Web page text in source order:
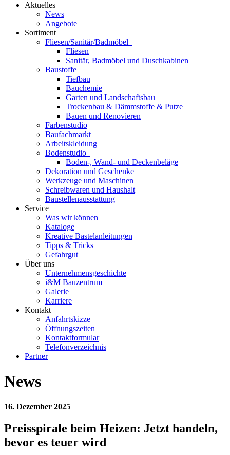
Aktuelles
News
Angebote
Sortiment
Fliesen/Sanitär/Badmöbel
Fliesen
Sanitär, Badmöbel und Duschkabinen
Baustoffe
Tiefbau
Bauchemie
Garten und Landschaftsbau
Trockenbau & Dämmstoffe & Putze
Bauen und Renovieren
Farbenstudio
Baufachmarkt
Arbeitskleidung
Bodenstudio
Boden-, Wand- und Deckenbeläge
Dekoration und Geschenke
Werkzeuge und Maschinen
Schreibwaren und Haushalt
Baustellenausstattung
Service
Was wir können
Kataloge
Kreative Bastelanleitungen
Tipps & Tricks
Gefahrgut
Über uns
Unternehmensgeschichte
i&M Bauzentrum
Galerie
Karriere
Kontakt
Anfahrtskizze
Öffnungszeiten
Kontaktformular
Telefonverzeichnis
Partner
News
16. Dezember 2025
Preisspirale beim Heizen: Jetzt handeln,
bevor es teuer wird